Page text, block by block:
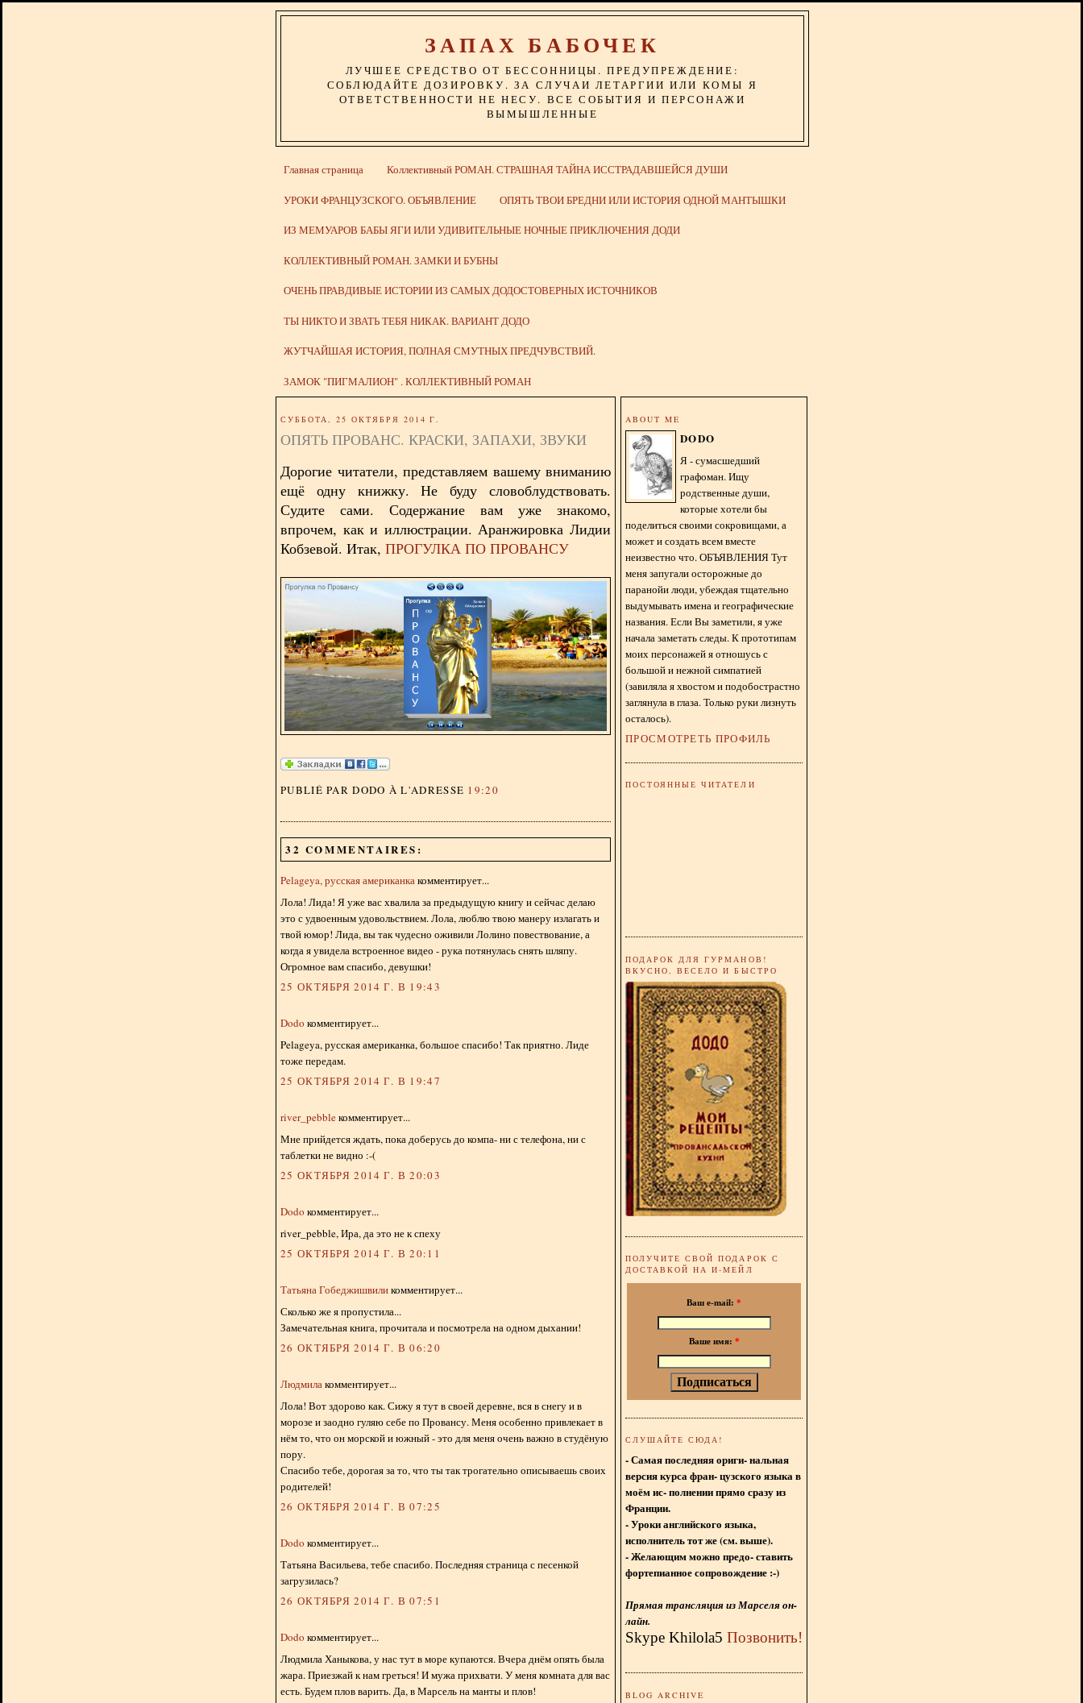
ЗАПАХ БАБОЧЕК
ЛУЧШЕЕ СРЕДСТВО ОТ БЕССОННИЦЫ. ПРЕДУПРЕЖДЕНИЕ:
СОБЛЮДАЙТЕ ДОЗИРОВКУ. ЗА СЛУЧАИ ЛЕТАРГИИ ИЛИ КОМЫ Я
ОТВЕТСТВЕННОСТИ НЕ НЕСУ. ВСЕ СОБЫТИЯ И ПЕРСОНАЖИ
ВЫМЫШЛЕННЫЕ
Главная страница Коллективный РОМАН. СТРАШНАЯ ТАЙНА ИССТРАДАВШЕЙСЯ ДУШИ
УРОКИ ФРАНЦУЗСКОГО. ОБЪЯВЛЕНИЕ ОПЯТЬ ТВОИ БРЕДНИ ИЛИ ИСТОРИЯ ОДНОЙ МАНТЫШКИ
ИЗ МЕМУАРОВ БАБЫ ЯГИ ИЛИ УДИВИТЕЛЬНЫЕ НОЧНЫЕ ПРИКЛЮЧЕНИЯ ДОДИ
КОЛЛЕКТИВНЫЙ РОМАН. ЗАМКИ И БУБНЫ
ОЧЕНЬ ПРАВДИВЫЕ ИСТОРИИ ИЗ САМЫХ ДОДОСТОВЕРНЫХ ИСТОЧНИКОВ
ТЫ НИКТО И ЗВАТЬ ТЕБЯ НИКАК. ВАРИАНТ ДОДО
ЖУТЧАЙШАЯ ИСТОРИЯ, ПОЛНАЯ СМУТНЫХ ПРЕДЧУВСТВИЙ.
ЗАМОК "ПИГМАЛИОН" . КОЛЛЕКТИВНЫЙ РОМАН
СУББОТА, 25 ОКТЯБРЯ 2014 Г.
ОПЯТЬ ПРОВАНС. КРАСКИ, ЗАПАХИ, ЗВУКИ
Дорогие читатели, представляем вашему вниманию
ещё одну книжку. Не буду словоблудствовать.
Судите сами. Содержание вам уже знакомо,
впрочем, как и иллюстрации. Аранжировка Лидии
Кобзевой. Итак, ПРОГУЛКА ПО ПРОВАНСУ
PUBLIÉ PAR DODO À L'ADRESSE 19:20
32 COMMENTAIRES:
Pelageya, русская американкакомментирует...
Лола! Лида! Я уже вас хвалила за предыдущую книгу и сейчас делаю
это с удвоенным удовольствием. Лола, люблю твою манеру излагать и
твой юмор! Лида, вы так чудесно оживили Лолино повествование, а
когда я увидела встроенное видео - рука потянулась снять шляпу.
Огромное вам спасибо, девушки!
25 ОКТЯБРЯ 2014 Г. В 19:43
Dodo комментирует...
Pelageya, русская американка, большое спасибо! Так приятно. Лиде
тоже передам.
25 ОКТЯБРЯ 2014 Г. В 19:47
river_pebbleкомментирует...
Мне прийдется ждать, пока доберусь до компа- ни с телефона, ни с
таблетки не видно :-(
25 ОКТЯБРЯ 2014 Г. В 20:03
Dodo комментирует...
river_pebble, Ира, да это не к спеху
25 ОКТЯБРЯ 2014 Г. В 20:11
Татьяна Гобеджишвиликомментирует...
Сколько же я пропустила...
Замечательная книга, прочитала и посмотрела на одном дыхании!
26 ОКТЯБРЯ 2014 Г. В 06:20
Людмилакомментирует...
Лола! Вот здорово как. Сижу я тут в своей деревне, вся в снегу и в
морозе и заодно гуляю себе по Провансу. Меня особенно привлекает в
нём то, что он морской и южный - это для меня очень важно в студёную
пору.
Спасибо тебе, дорогая за то, что ты так трогательно описываешь своих
родителей!
26 ОКТЯБРЯ 2014 Г. В 07:25
Dodo комментирует...
Татьяна Васильева, тебе спасибо. Последняя страница с песенкой
загрузилась?
26 ОКТЯБРЯ 2014 Г. В 07:51
Dodo комментирует...
Людмила Ханыкова, у нас тут в море купаются. Вчера днём опять была
жара. Приезжай к нам греться! И мужа прихвати. У меня комната для вас
есть. Будем плов варить. Да, в Марсель на манты и плов!
ABOUT ME
DODO
Я - сумасшедший
графоман. Ищу
родственные души,
которые хотели бы
поделиться своими сокровищами, а
может и создать всем вместе
неизвестно что. ОБЪЯВЛЕНИЯ Тут
меня запугали осторожные до
паранойи люди, убеждая тщательно
выдумывать имена и географические
названия. Если Вы заметили, я уже
начала заметать следы. К прототипам
моих персонажей я отношусь с
большой и нежной симпатией
(завиляла я хвостом и подобострастно
заглянула в глаза. Только руки лизнуть
осталось).
ПРОСМОТРЕТЬ ПРОФИЛЬ
ПОСТОЯННЫЕ ЧИТАТЕЛИ
ПОДАРОК ДЛЯ ГУРМАНОВ!
ВКУСНО, ВЕСЕЛО И БЫСТРО
ПОЛУЧИТЕ СВОЙ ПОДАРОК С
ДОСТАВКОЙ НА И-МЕЙЛ
Ваш e-mail: *
Ваше имя: *
СЛУШАЙТЕ СЮДА!
- Самая последняя ориги- нальная
версия курса фран- цузского языка в
моём ис- полнении прямо сразу из
Франции.
- Уроки английского языка,
исполнитель тот же (см. выше).
- Желающим можно предо- ставить
фортепианное сопровождение :-)
Прямая трансляция из Марселя он-
лайн.
Skype Khilola5 Позвонить!
BLOG ARCHIVE